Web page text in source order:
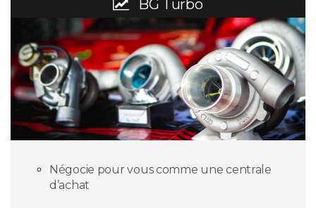
BG Turbo
Négocie pour vous comme une centrale
d’achat